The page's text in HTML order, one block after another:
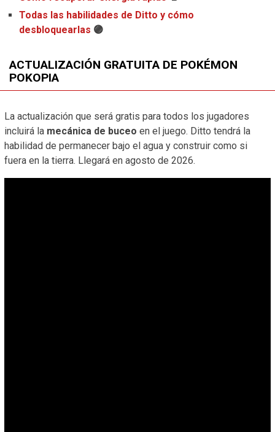
Todas las habilidades de Ditto y cómo
desbloquearlas 🟣
ACTUALIZACIÓN GRATUITA DE POKÉMON
POKOPIA
La actualización que será gratis para todos los jugadores
incluirá la mecánica de buceo en el juego. Ditto tendrá la
habilidad de permanecer bajo el agua y construir como si
fuera en la tierra. Llegará en agosto de 2026.